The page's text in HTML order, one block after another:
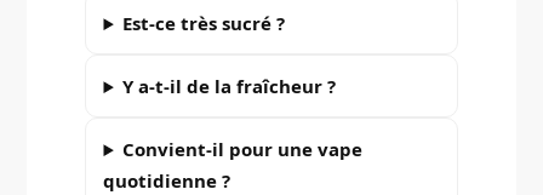
Est-ce très sucré ?
Y a-t-il de la fraîcheur ?
Convient-il pour une vape
quotidienne ?